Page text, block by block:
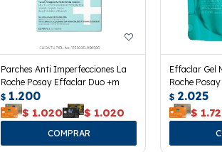
Parches Anti Imperfecciones La
Roche Posay Effaclar Duo +m
$ 1.200
$ 1.020 $ 1.020
Effaclar Gel
Roche
$ 2.025
$